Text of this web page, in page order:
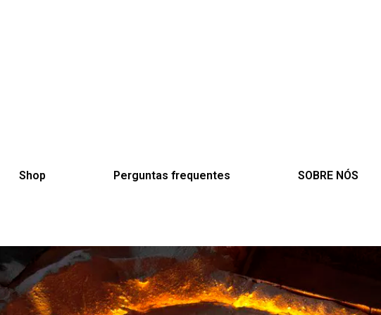
Shop Perguntas frequentes SOBRE NÓS